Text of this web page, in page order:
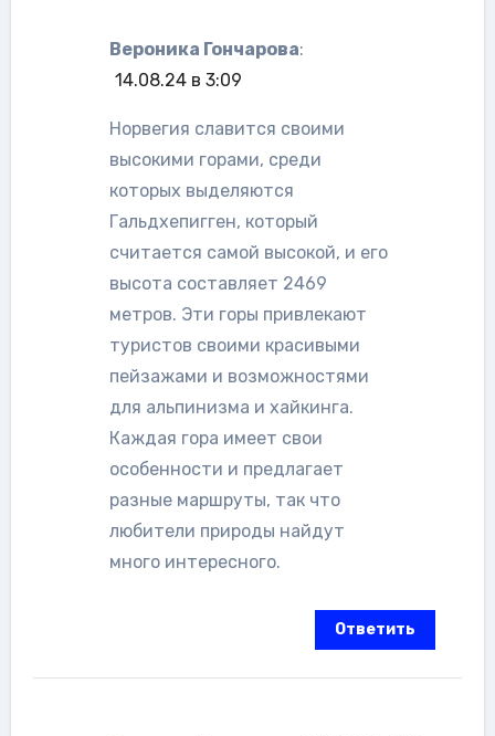
Вероника Гончарова:
14.08.24 в 3:09
Норвегия славится своими
высокими горами, среди
которых выделяются
Гальдхепигген, который
считается самой высокой, и его
высота составляет 2469
метров. Эти горы привлекают
туристов своими красивыми
пейзажами и возможностями
для альпинизма и хайкинга.
Каждая гора имеет свои
особенности и предлагает
разные маршруты, так что
любители природы найдут
много интересного.
Ответить